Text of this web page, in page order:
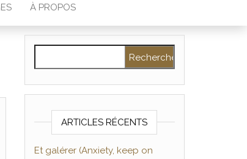
À PROPOS
ARTICLES RÉCENTS
Et galérer (Anxiety, keep on